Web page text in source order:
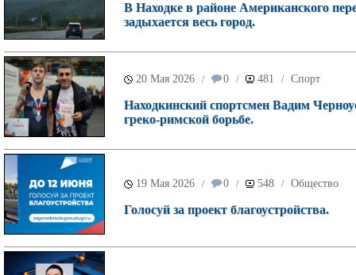
В Находке в районе Американского
задыхается весь город.
20 Мая 2026 / 0 / 481 / Спорт
Находкинский спортсмен Вадим
греко-римской борьбе.
19 Мая 2026 / 0 / 548 / Общество
Голосуй за проект благоустройства.